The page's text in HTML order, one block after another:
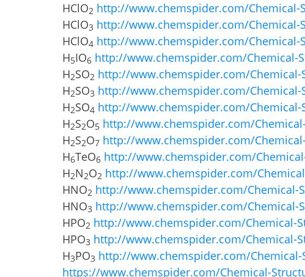
HClO2 http://www.chemspider.com/Chemical-
HClO3 http://www.chemspider.com/Chemical-
HClO4 http://www.chemspider.com/Chemical-
H5IO6 http://www.chemspider.com/Chemical-
H2SO2 http://www.chemspider.com/Chemical-
H2SO3 http://www.chemspider.com/Chemical-
H2SO4 http://www.chemspider.com/Chemical-
H2S2O5 http://www.chemspider.com/
H2S2O7 http://www.chemspider.com/
H6TeO6 http://www.chemspider.com/
H2N2O2 http://www.chemspider.com/
HNO2 http://www.chemspider.com/Chemical-
HNO3 http://www.chemspider.com/Chemical-
HPO2 http://www.chemspider.com/Chemical-
HPO3 http://www.chemspider.com/Chemical-
H3PO3 http://www.chemspider.com/Chemical-
https://www.chemspider.com/Chemical-